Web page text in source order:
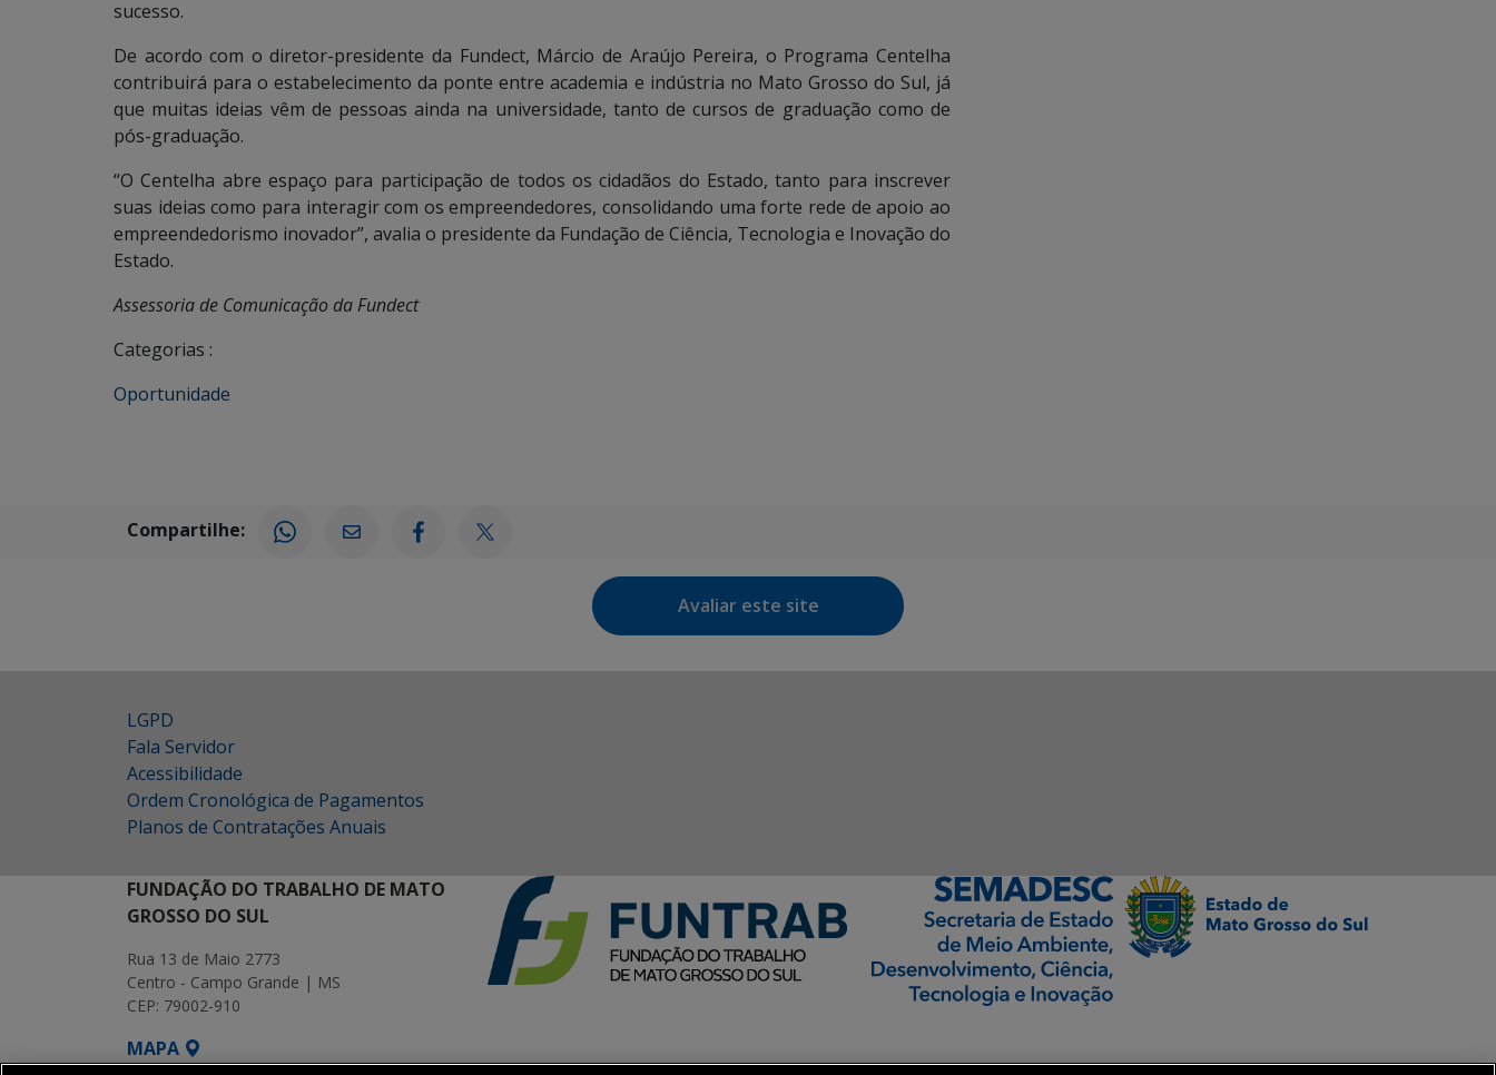
sucesso.
De acordo com o diretor-presidente da Fundect, Márcio de Araújo Pereira, o Programa Centelha
contribuirá para o estabelecimento da ponte entre academia e indústria no Mato Grosso do Sul, já
que muitas ideias vêm de pessoas ainda na universidade, tanto de cursos de graduação como de
pós-graduação.
“O Centelha abre espaço para participação de todos os cidadãos do Estado, tanto para inscrever
suas ideias como para interagir com os empreendedores, consolidando uma forte rede de apoio ao
empreendedorismo inovador”, avalia o presidente da Fundação de Ciência, Tecnologia e Inovação do
Estado.
Assessoria de Comunicação da Fundect
Categorias :
Oportunidade
Compartilhe:
Avaliar este site
LGPD
Fala Servidor
Acessibilidade
Ordem Cronológica de Pagamentos
Planos de Contratações Anuais
FUNDAÇÃO DO TRABALHO DE MATO
GROSSO DO SUL
Rua 13 de Maio 2773
Centro - Campo Grande | MS
CEP: 79002-910
MAPA